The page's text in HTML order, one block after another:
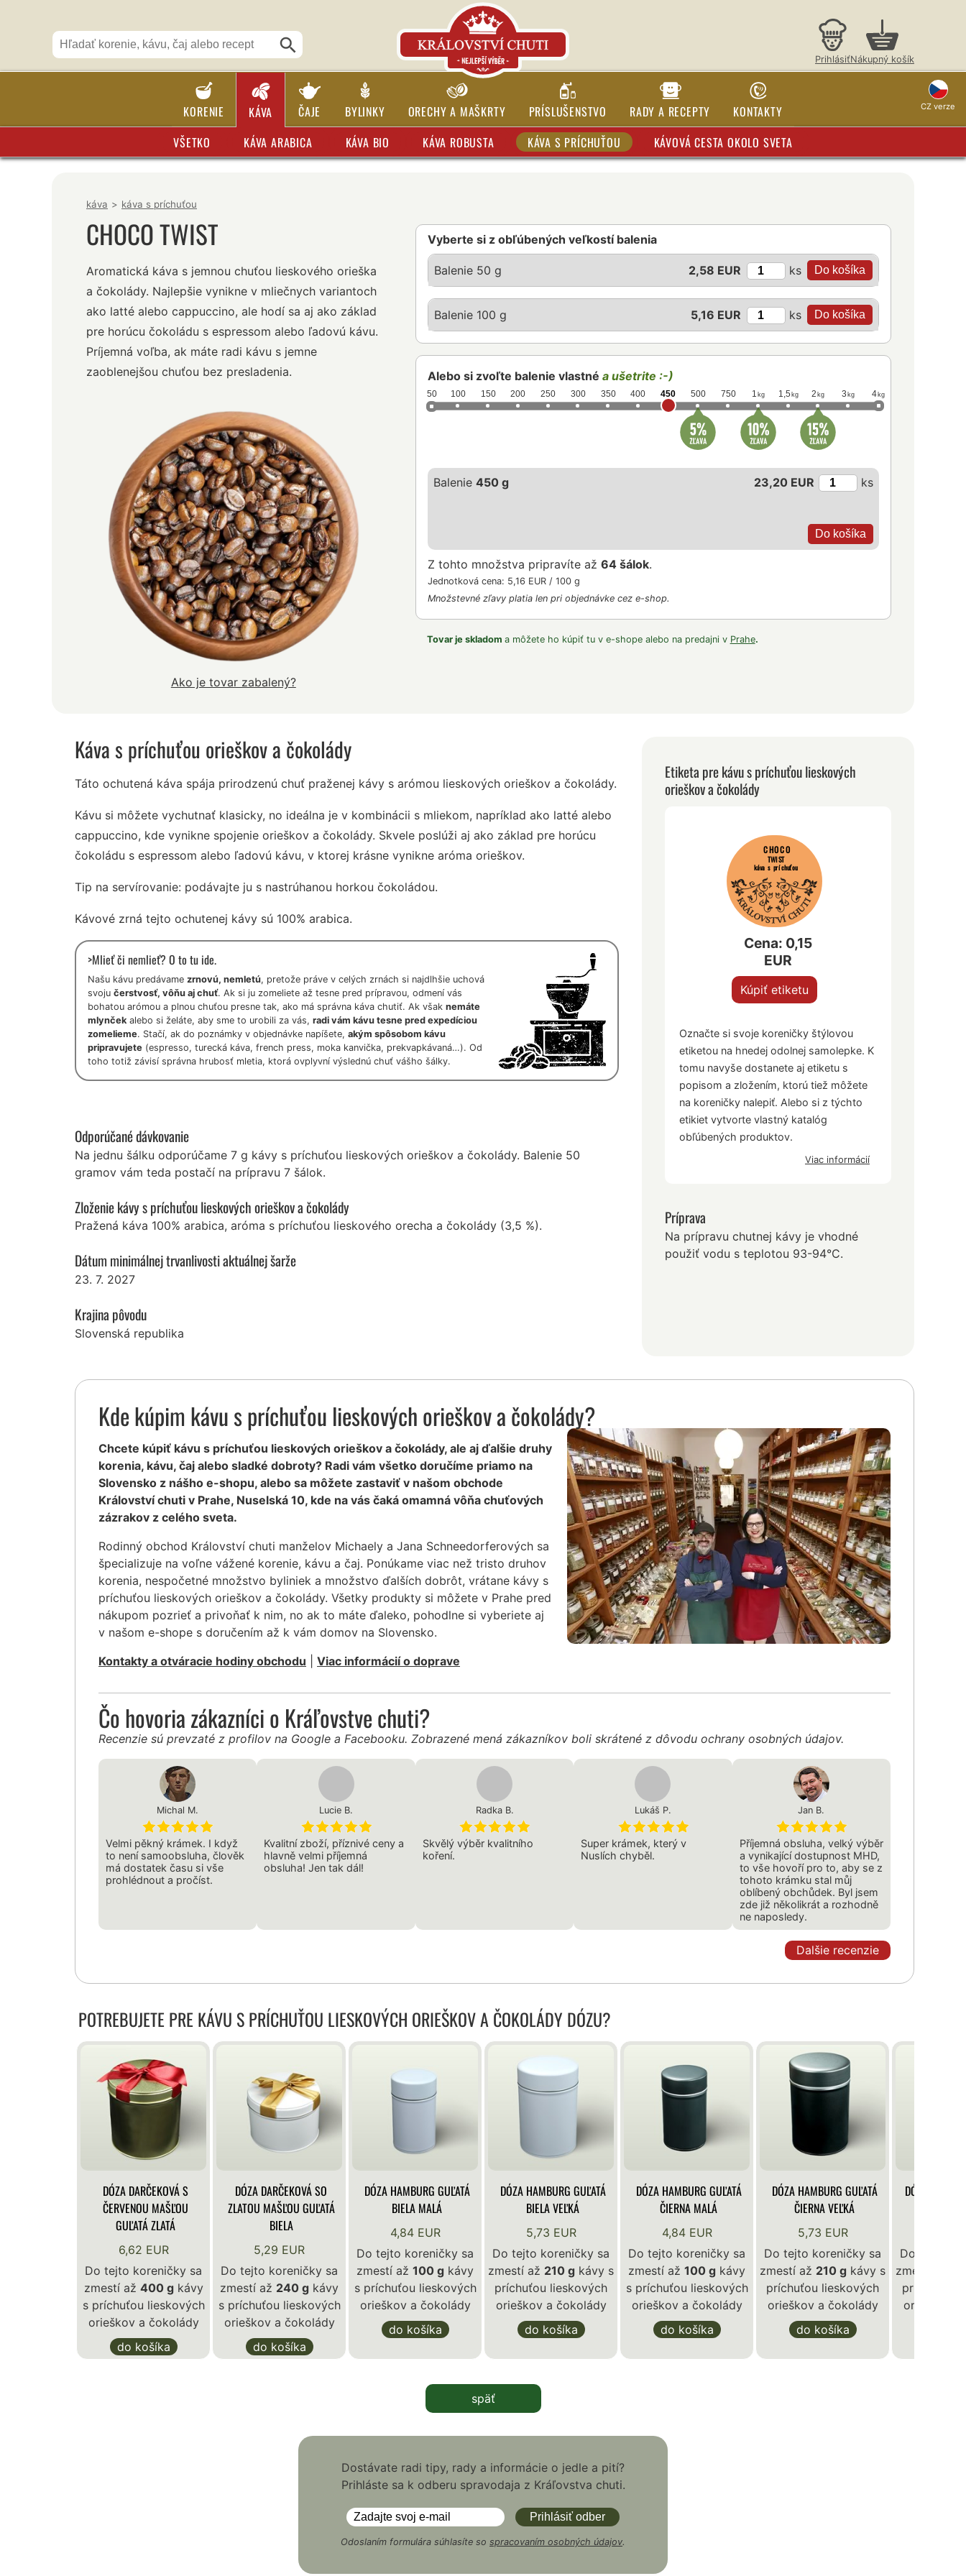
PrihlásiťNákupný košík
KORENIE KÁVA ČAJE BYLINKY ORECHY A MAŠKRTY PRÍSLUŠENSTVO RADY A RECEPTY KONTAKTY CZ verze
VŠETKO KÁVA ARABICA KÁVA BIO KÁVA ROBUSTA KÁVA S PRÍCHUŤOU KÁVOVÁ CESTA OKOLO SVETA
káva > káva s príchuťou
CHOCO TWIST
Aromatická káva s jemnou chuťou lieskového orieška
a čokolády. Najlepšie vynikne v mliečnych variantoch
ako latté alebo cappuccino, ale hodí sa aj ako základ
pre horúcu čokoládu s espressom alebo ľadovú kávu.
Príjemná voľba, ak máte radi kávu s jemne
zaoblenejšou chuťou bez presladenia.
Ako je tovar zabalený?
Vyberte si z obľúbených veľkostí balenia
Balenie 50 g 2,58 EUR ks
Balenie 100 g 5,16 EUR ks
Alebo si zvoľte balenie vlastné a ušetrite :-)
50 100 150 200 250 300 350 400 450 500 750 1 kg 1,5 kg 2 kg 3 kg 4 kg
Balenie 450 g 23,20 EUR ks
Z tohto množstva pripravíte až 64 šálok.
Jednotková cena: 5,16 EUR / 100 g
Množstevné zľavy platia len pri objednávke cez e-shop.
Tovar je skladom a môžete ho kúpiť tu v e-shope alebo na predajni v Prahe.
Káva s príchuťou orieškov a čokolády
Táto ochutená káva spája prirodzenú chuť praženej kávy s arómou lieskových orieškov a čokolády.
Kávu si môžete vychutnať klasicky, no ideálna je v kombinácii s mliekom, napríklad ako latté alebo
cappuccino, kde vynikne spojenie orieškov a čokolády. Skvele poslúži aj ako základ pre horúcu
čokoládu s espressom alebo ľadovú kávu, v ktorej krásne vynikne aróma orieškov.
Tip na servírovanie: podávajte ju s nastrúhanou horkou čokoládou.
Kávové zrná tejto ochutenej kávy sú 100% arabica.
>Mlieť či nemlieť? O to tu ide.
Našu kávu predávame zrnovú, nemletú, pretože práve v celých zrnách si najdlhšie uchová
svoju čerstvosť, vôňu aj chuť. Ak si ju zomeliete až tesne pred prípravou, odmení vás
bohatou arómou a plnou chuťou presne tak, ako má správna káva chutiť. Ak však nemáte
mlynčekalebo si želáte, aby sme to urobili za vás, radi vám kávu tesne pred expedíciou
zomelieme. Stačí, ak do poznámky v objednávke napíšete, akým spôsobom kávu
pripravujete (espresso, turecká káva, french press, moka kanvička, prekvapkávaná…). Od
toho totiž závisí správna hrubosť mletia, ktorá ovplyvní výslednú chuť vášho šálky.
Odporúčané dávkovanie
Na jednu šálku odporúčame 7 g kávy s príchuťou lieskových orieškov a čokolády. Balenie 50
gramov vám teda postačí na prípravu 7 šálok.
Zloženie kávy s príchuťou lieskových orieškov a čokolády
Pražená káva 100% arabica, aróma s príchuťou lieskového orecha a čokolády (3,5 %).
Dátum minimálnej trvanlivosti aktuálnej šarže
23. 7. 2027
Krajina pôvodu
Slovenská republika
Etiketa pre kávu s príchuťou lieskových
orieškov a čokolády
CHOCO
TWIST
káva s príchuťou
Cena: 0,15
EUR
Kúpiť etiketu
Označte si svoje koreničky štýlovou
etiketou na hnedej odolnej samolepke. K
tomu navyše dostanete aj etiketu s
popisom a zložením, ktorú tiež môžete
na koreničky nalepiť. Alebo si z týchto
etikiet vytvorte vlastný katalóg
obľúbených produktov.
Viac informácií
Príprava
Na prípravu chutnej kávy je vhodné
použiť vodu s teplotou 93-94°C.
Kde kúpim kávu s príchuťou lieskových orieškov a čokolády?
Chcete kúpiť kávu s príchuťou lieskových orieškov a čokolády, ale aj ďalšie druhy
korenia, kávu, čaj alebo sladké dobroty? Radi vám všetko doručíme priamo na
Slovensko z nášho e-shopu, alebo sa môžete zastaviť v našom obchode
Království chuti v Prahe, Nuselská 10, kde na vás čaká omamná vôňa chuťových
zázrakov z celého sveta.
Rodinný obchod Království chuti manželov Michaely a Jana Schneedorferových sa
špecializuje na voľne vážené korenie, kávu a čaj. Ponúkame viac než tristo druhov
korenia, nespočetné množstvo byliniek a množstvo ďalších dobrôt, vrátane kávy s
príchuťou lieskových orieškov a čokolády. Všetky produkty si môžete v Prahe pred
nákupom pozrieť a privoňať k nim, no ak to máte ďaleko, pohodlne si vyberiete aj
v našom e-shope s doručením až k vám domov na Slovensko.
Kontakty a otváracie hodiny obchodu
Viac informácií o doprave
Čo hovoria zákazníci o Kráľovstve chuti?
Recenzie sú prevzaté z profilov na Google a Facebooku. Zobrazené mená zákazníkov boli skrátené z dôvodu ochrany osobných údajov.
Michal M.
Velmi pěkný krámek. I když
to není samoobsluha, člověk
má dostatek času si vše
prohlédnout a pročíst.
Lucie B.
Kvalitní zboží, příznivé ceny a
hlavně velmi příjemná
obsluha! Jen tak dál!
Radka B.
Skvělý výběr kvalitního
koření.
Lukáš P.
Super krámek, který v
Nuslích chyběl.
Jan B.
Příjemná obsluha, velký výběr
a vynikající dostupnost MHD,
to vše hovoří pro to, aby se z
tohoto krámku stal můj
oblíbený obchůdek. Byl jsem
zde již několikrát a rozhodně
ne naposledy.
Dalšie recenzie
POTREBUJETE PRE KÁVU S PRÍCHUŤOU LIESKOVÝCH ORIEŠKOV A ČOKOLÁDY DÓZU?
DÓZA DARČEKOVÁ S
ČERVENOU MAŠĽOU
GUĽATÁ ZLATÁ
6,62 EUR
Do tejto koreničky sa
zmestí až 400 gkávy
s príchuťou lieskových
orieškov a čokolády
do košíka
DÓZA DARČEKOVÁ SO
ZLATOU MAŠĽOU GUĽATÁ
BIELA
5,29 EUR
Do tejto koreničky sa
zmestí až 240 g kávy
s príchuťou lieskových
orieškov a čokolády
do košíka
DÓZA HAMBURG GUĽATÁ
BIELA MALÁ
4,84 EUR
Do tejto koreničky sa
zmestí až 100 g kávy
s príchuťou lieskových
orieškov a čokolády
do košíka
DÓZA HAMBURG GUĽATÁ
BIELA VEĽKÁ
5,73 EUR
Do tejto koreničky sa
zmestí až 210 g kávy s
príchuťou lieskových
orieškov a čokolády
do košíka
DÓZA HAMBURG GUĽATÁ
ČIERNA MALÁ
4,84 EUR
Do tejto koreničky sa
zmestí až 100 g kávy
s príchuťou lieskových
orieškov a čokolády
do košíka
DÓZA HAMBURG GUĽATÁ
ČIERNA VEĽKÁ
5,73 EUR
Do tejto koreničky sa
zmestí až 210 g kávy s
príchuťou lieskových
orieškov a čokolády
do košíka
DÓZA KLASIK
Do tejto
zmestí až
príchuťou
orieškov a
späť
Dostávate radi tipy, rady a informácie o jedle a pití?
Prihláste sa k odberu spravodaja z Kráľovstva chuti.
Odoslaním formulára súhlasíte so spracovaním osobných údajov.